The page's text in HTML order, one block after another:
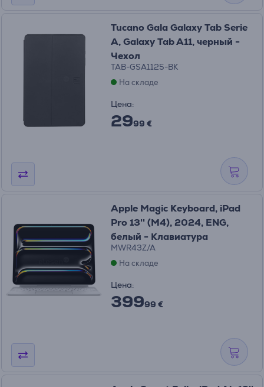
Tucano Gala Galaxy Tab Serie
A, Galaxy Tab A11, черный -
Чехол
TAB-GSA1125-BK
На складе
Цена:
2999 €
Apple Magic Keyboard, iPad
Pro 13'' (M4), 2024, ENG,
белый - Клавиатура
MWR43Z/A
На складе
Цена:
39999 €